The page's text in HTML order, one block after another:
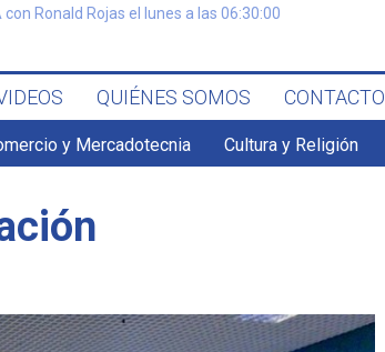
con Ronald Rojas el lunes a las 06:30:00
QUIÉNES SOMOS CONTACTO
y Mercadotecnia Cultura y Religión